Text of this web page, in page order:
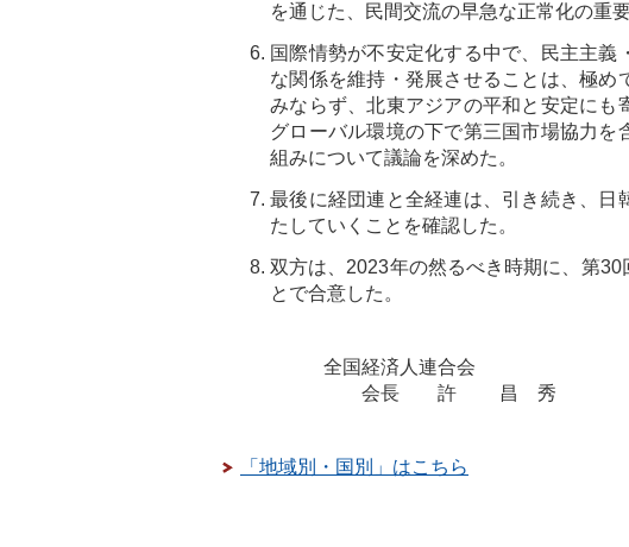
を通じた、民間交流の早急な正常化の重
国際情勢が不安定化する中で、民主主
な関係を維持・発展させることは、極
みならず、北東アジアの平和と安定にも
グローバル環境の下で第三国市場協力
組みについて議論を深めた。
最後に経団連と全経連は、引き続き、
たしていくことを確認した。
双方は、2023年の然るべき時期に、第
とで合意した。
全国経済人連合会
会長 許 昌秀
「地域別・国別」はこちら